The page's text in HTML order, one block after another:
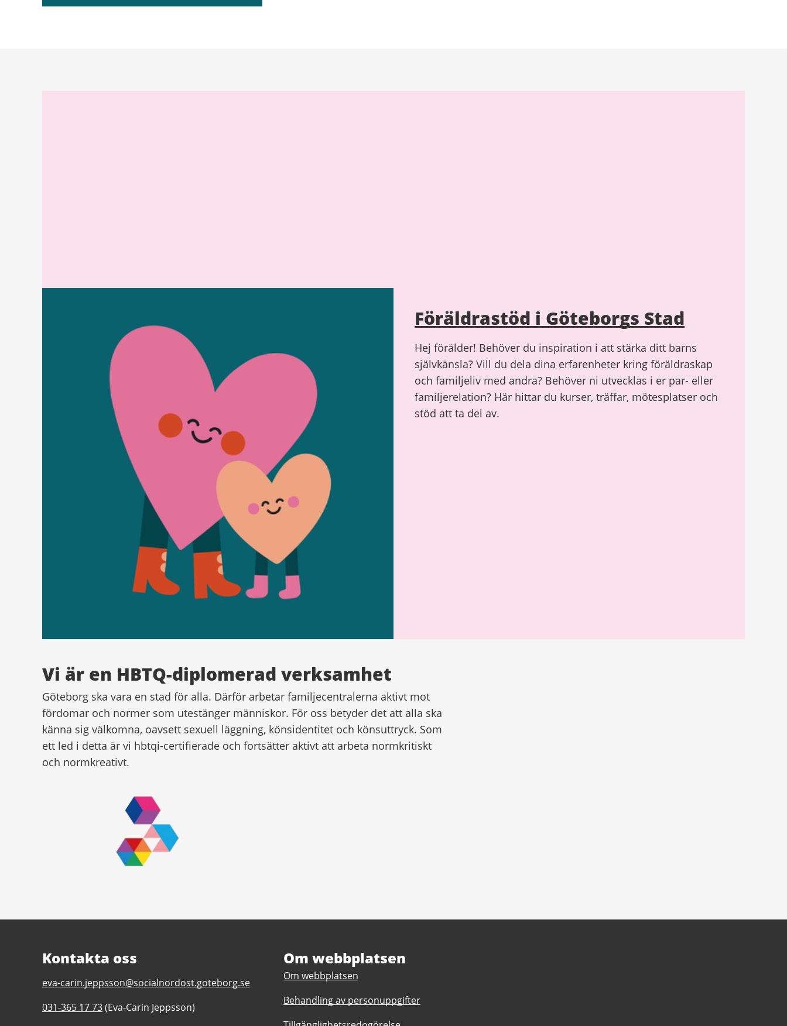
Föräldrastöd i Göteborgs Stad
Hej förälder! Behöver du inspiration i att stärka ditt barns
självkänsla? Vill du dela dina erfarenheter kring föräldraskap
och familjeliv med andra? Behöver ni utvecklas i er par- eller
familjerelation? Här hittar du kurser, träffar, mötesplatser och
stöd att ta del av.
Vi är en HBTQ-diplomerad verksamhet
Göteborg ska vara en stad för alla. Därför arbetar familjecentralerna aktivt mot
fördomar och normer som utestänger människor. För oss betyder det att alla ska
känna sig välkomna, oavsett sexuell läggning, könsidentitet och könsuttryck. Som
ett led i detta är vi hbtqi-certifierade och fortsätter aktivt att arbeta normkritiskt
och normkreativt.
Kontakta oss
E-
till
eva-carin.jeppsson@socialnordost.goteborg.se
Telefonnummer
031-365 17 73(Eva-Carin Jeppsson)
Om webbplatsen
Om webbplatsen
Behandling av personuppgifter